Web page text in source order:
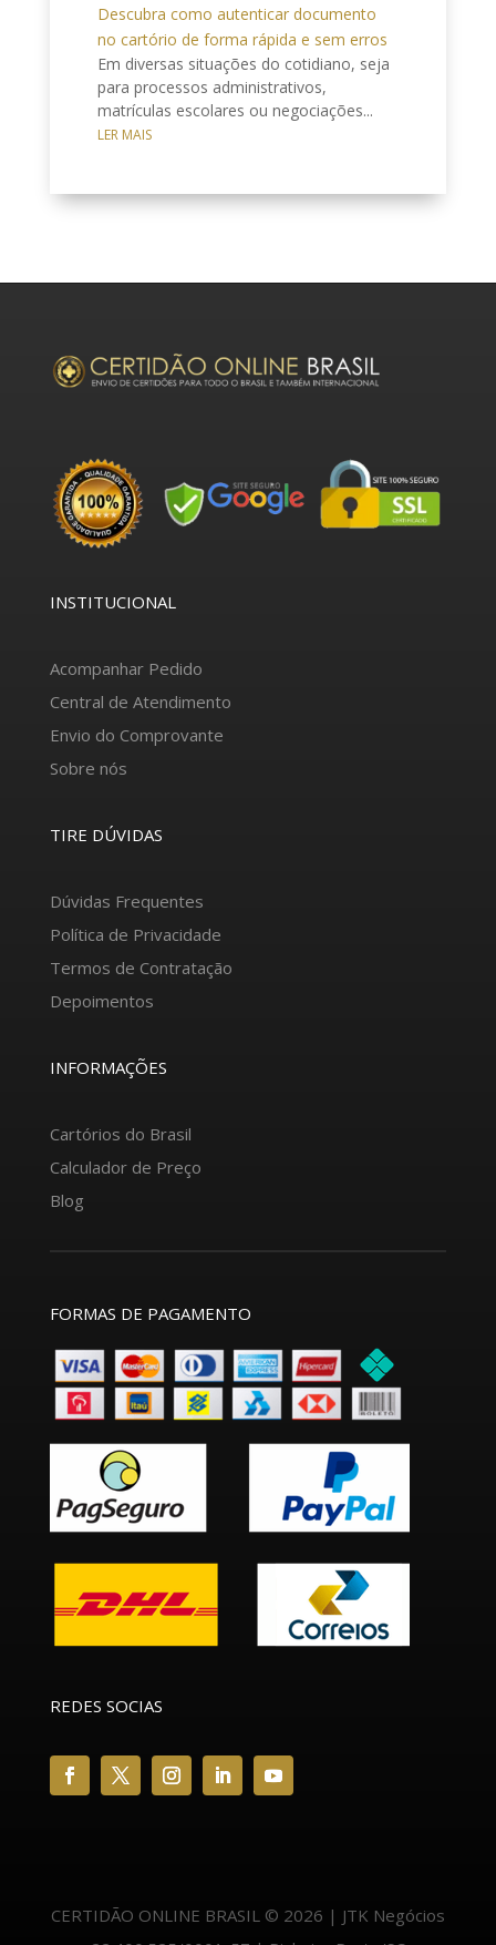
Descubra como autenticar documento
no cartório de forma rápida e sem erros
Em diversas situações do cotidiano, seja
para processos administrativos,
matrículas escolares ou negociações...
LER MAIS
INSTITUCIONAL
Acompanhar Pedido
Central de Atendimento
Envio do Comprovante
Sobre nós
TIRE DÚVIDAS
Dúvidas Frequentes
Política de Privacidade
Termos de Contratação
Depoimentos
INFORMAÇÕES
Cartórios do Brasil
Calculador de Preço
Blog
FORMAS DE PAGAMENTO
REDES SOCIAS
CERTIDÃO ONLINE BRASIL © 2026 | JTK Negócios